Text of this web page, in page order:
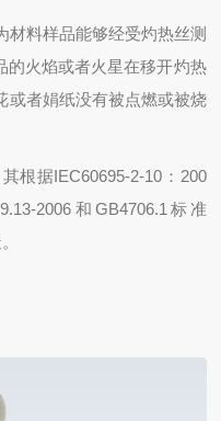
料样品能够经受灼热丝测
的火焰或者火星在移开灼热
或者娟纸没有被点燃或被烧
根据IEC60695-2-10：200
2006和GB4706.1标准